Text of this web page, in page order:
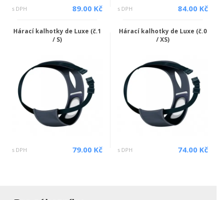
s DPH 89.00 Kč s DPH 84.00 Kč
Hárací kalhotky de Luxe (č.1
/ S)
s DPH 79.00 Kč
Hárací kalhotky de Luxe (č.0
/ XS)
s DPH 74.00 Kč